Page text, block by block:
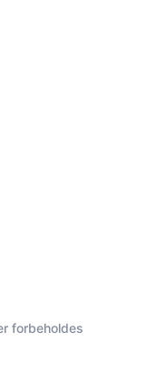
forbeholdes